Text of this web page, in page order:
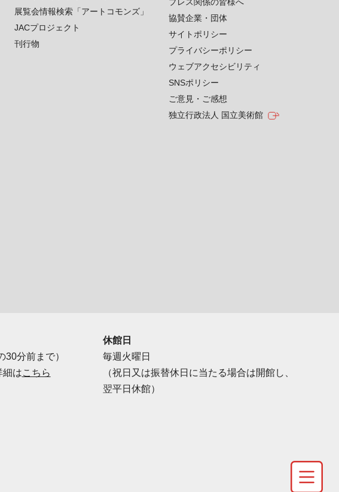
展覧会情報検索「アートコモンズ」
JACプロジェクト
刊行物
協賛企業・団体
サイトポリシー
プライバシーポリシー
ウェブアクセシビリティ
SNSポリシー
ご意見・ご感想
独立行政法人 国立美術館
分前まで）
細はこちら
休館日
毎週火曜日
（祝日又は振替休日に当たる場合は開館し、
翌平日休館）